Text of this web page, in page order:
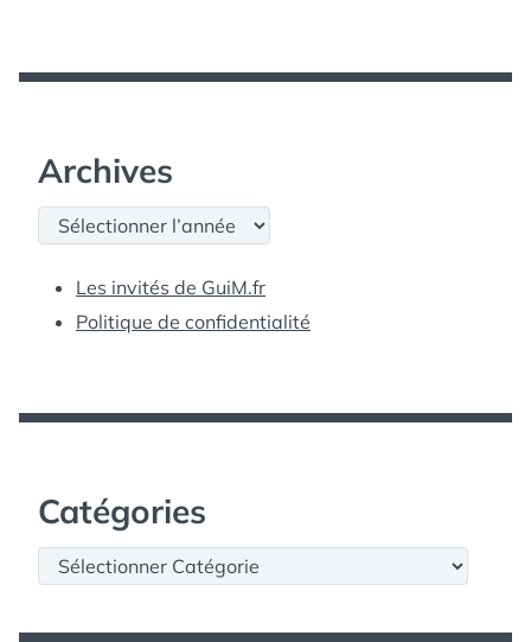
Archives
Archives
Les invités de GuiM.fr
Politique de confidentialité
Catégories
Catégories